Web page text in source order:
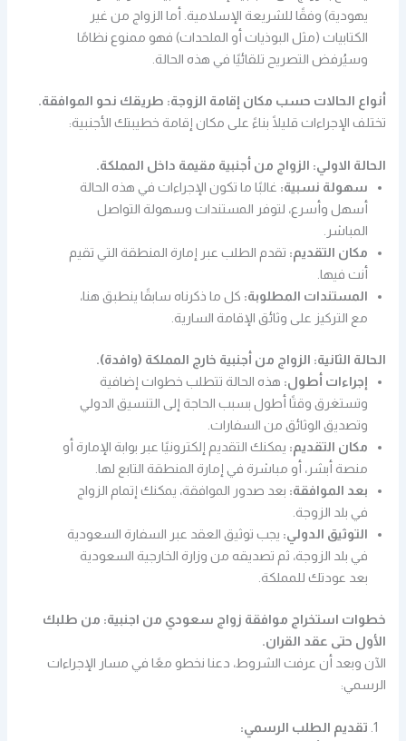
يهودية) وفقًا للشريعة الإسلامية. أما الزواج من غير
الكتابيات (مثل البوذيات أو الملحدات) فهو ممنوع نظامًا
وسيُرفض التصريح تلقائيًا في هذه الحالة.
أنواع الحالات حسب مكان إقامة الزوجة: طريقك نحو الموافقة.
تختلف الإجراءات قليلًا بناءً على مكان إقامة خطيبتك الأجنبية:
الحالة الاولي: الزواج من أجنبية مقيمة داخل المملكة.
سهولة نسبية: غالبًا ما تكون الإجراءات في هذه الحالة
أسهل وأسرع، لتوفر المستندات وسهولة التواصل
المباشر.
مكان التقديم: تقدم الطلب عبر إمارة المنطقة التي تقيم
أنت فيها.
المستندات المطلوبة: كل ما ذكرناه سابقًا ينطبق هنا،
مع التركيز على وثائق الإقامة السارية.
الحالة الثانية: الزواج من أجنبية خارج المملكة (وافدة).
إجراءات أطول: هذه الحالة تتطلب خطوات إضافية
وتستغرق وقتًا أطول بسبب الحاجة إلى التنسيق الدولي
وتصديق الوثائق من السفارات.
مكان التقديم: يمكنك التقديم إلكترونيًا عبر بوابة الإمارة أو
منصة أبشر، أو مباشرة في إمارة المنطقة التابع لها.
بعد الموافقة: بعد صدور الموافقة، يمكنك إتمام الزواج
في بلد الزوجة.
التوثيق الدولي: يجب توثيق العقد عبر السفارة السعودية
في بلد الزوجة، ثم تصديقه من وزارة الخارجية السعودية
بعد عودتك للمملكة.
خطوات استخراج موافقة زواج سعودي من اجنبية: من طلبك
الأول حتى عقد القران.
الآن وبعد أن عرفت الشروط، دعنا نخطو معًا في مسار الإجراءات
الرسمي:
تقديم الطلب الرسمي: